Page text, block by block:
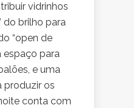
vidrinhos
do brilho para
“open de
espaço para
e uma
produzir os
conta com